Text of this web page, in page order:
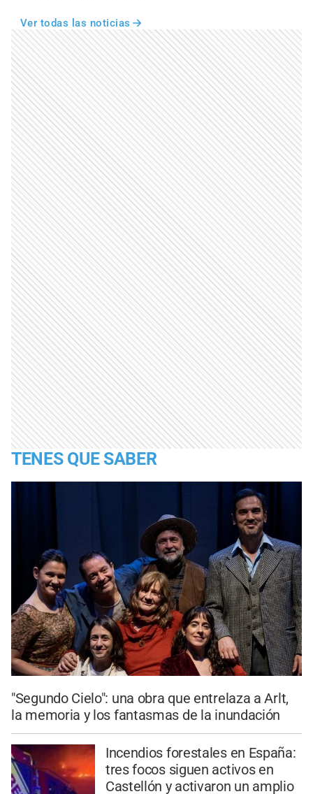
Ver todas las noticias
TENES QUE SABER
"Segundo Cielo": una obra que entrelaza a Arlt,
la memoria y los fantasmas de la inundación
Incendios forestales en España:
tres focos siguen activos en
Castellón y activaron un amplio